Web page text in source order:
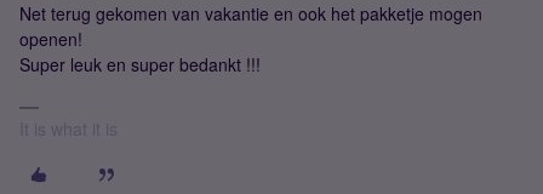
Net terug gekomen van vakantie en ook het pakketje mogen
openen!
Super leuk en super bedankt !!!
It is what it is